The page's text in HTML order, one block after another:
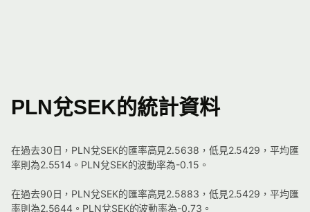
PLN兌SEK的統計資料
在過去30日，PLN兌SEK的匯率高見2.5638，低見2.5429，平均匯
率則為2.5514。PLN兌SEK的波動率為-0.15。
在過去90日，PLN兌SEK的匯率高見2.5883，低見2.5429，平均匯
率則為2.5644。PLN兌SEK的波動率為-0.73。